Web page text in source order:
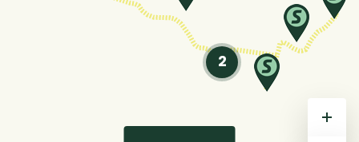
+